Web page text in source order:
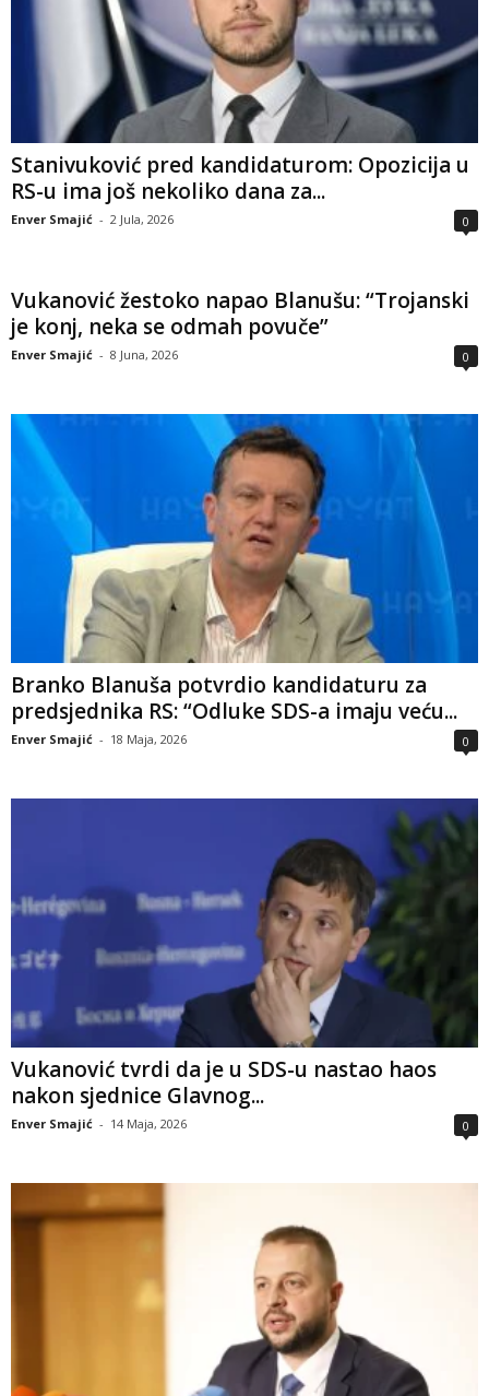
Stanivuković pred kandidaturom: Opozicija u
RS-u ima još nekoliko dana za...
Enver Smajić - 2 Jula, 2026 0
Vukanović žestoko napao Blanušu: “Trojanski
je konj, neka se odmah povuče”
Enver Smajić - 8 Juna, 2026 0
Branko Blanuša potvrdio kandidaturu za
predsjednika RS: “Odluke SDS-a imaju veću...
Enver Smajić - 18 Maja, 2026 0
Vukanović tvrdi da je u SDS-u nastao haos
nakon sjednice Glavnog...
Enver Smajić - 14 Maja, 2026 0